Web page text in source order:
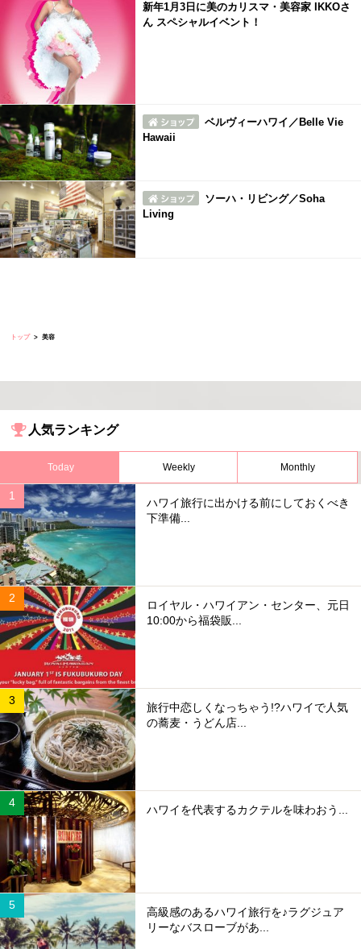
新年1月3日に美のカリスマ・美容家 IKKOさ
ん スペシャルイベント！
ベルヴィーハワイ／Belle Vie
Hawaii
ソーハ・リビング／Soha
Living
トップ 美容
人気ランキング
Today Weekly Monthly
ハワイ旅行に出かける前にしておくべき
下準備...
ロイヤル・ハワイアン・センター、元日
10:00から福袋販...
旅行中恋しくなっちゃう!?ハワイで人気
の蕎麦・うどん店...
ハワイを代表するカクテルを味わおう...
高級感のあるハワイ旅行を♪ラグジュア
リーなバスローブがあ...